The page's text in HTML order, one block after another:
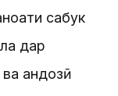
сабук
дар
андозӣ